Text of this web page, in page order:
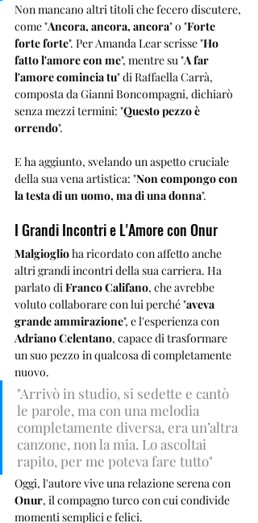
Non mancano altri titoli che fecero discutere,
come "Ancora, ancora, ancora" o "Forte
forte forte". Per Amanda Lear scrisse "Ho
fatto l'amore con me", mentre su "A far
l'amore comincia tu" di Raffaella Carrà,
composta da Gianni Boncompagni, dichiarò
senza mezzi termini: "Questo pezzo è
orrendo".
E ha aggiunto, svelando un aspetto cruciale
della sua vena artistica: "Non compongo con
la testa di un uomo, ma di una donna".
I Grandi Incontri e L'Amore con Onur
Malgioglio ha ricordato con affetto anche
altri grandi incontri della sua carriera. Ha
parlato di Franco Califano, che avrebbe
voluto collaborare con lui perché "aveva
grande ammirazione", e l'esperienza con
Adriano Celentano, capace di trasformare
un suo pezzo in qualcosa di completamente
nuovo.
"Arrivò in studio, si sedette e cantò
le parole, ma con una melodia
completamente diversa, era un’altra
canzone, non la mia. Lo ascoltai
rapito, per me poteva fare tutto"
Oggi, l'autore vive una relazione serena con
Onur, il compagno turco con cui condivide
momenti semplici e felici.